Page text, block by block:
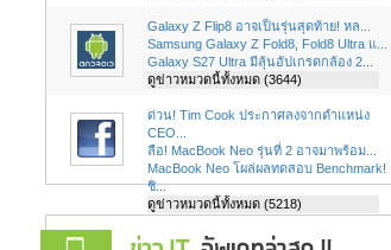
Galaxy Z Flip8 อาจเป็นรุ่นสุดท้าย! หล...
Samsung Galaxy Z Fold8, Fold8 Ultra แ...
Galaxy S27 Ultra มีลุ้นอัปเกรดกล้อง 2...
ดูข่าวหมวดนี้ทั้งหมด (3644)
ด่วน! Tim Cook ประกาศลงจากตำแหน่ง
CEO...
ลือ! MacBook Neo รุ่นที่ 2 อาจมาพร้อม...
MacBook Neo โผล่ผลทดสอบ Benchmark!
ชิ...
ดูข่าวหมวดนี้ทั้งหมด (5218)